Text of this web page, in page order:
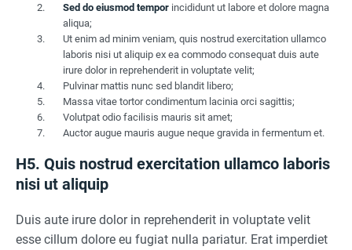
Sed do eiusmod tempor incididunt ut labore et dolore magna
aliqua;
Ut enim ad minim veniam, quis nostrud exercitation ullamco
laboris nisi ut aliquip ex ea commodo consequat duis aute
irure dolor in reprehenderit in voluptate velit;
Pulvinar mattis nunc sed blandit libero;
Massa vitae tortor condimentum lacinia orci sagittis;
Volutpat odio facilisis mauris sit amet;
Auctor augue mauris augue neque gravida in fermentum et.
H5. Quis nostrud exercitation ullamco laboris
nisi ut aliquip
Duis aute irure dolor in reprehenderit in voluptate velit
esse cillum dolore eu fugiat nulla pariatur. Erat imperdiet